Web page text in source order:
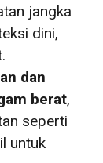
jangka
dini,
dan
berat,
seperti
untuk